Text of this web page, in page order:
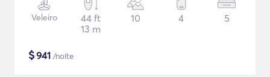
Veleiro
44 ft
13 m
10 4 5
$941 /noite